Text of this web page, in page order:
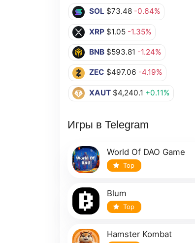
SOL $73.48 -0.64%
XRP $1.05 -1.35%
BNB $593.81 -1.24%
ZEC $497.06 -4.19%
XAUT $4,240.1 +0.11%
Игры в Telegram
World Of DAO Game
Top
Blum
Top
Hamster Kombat